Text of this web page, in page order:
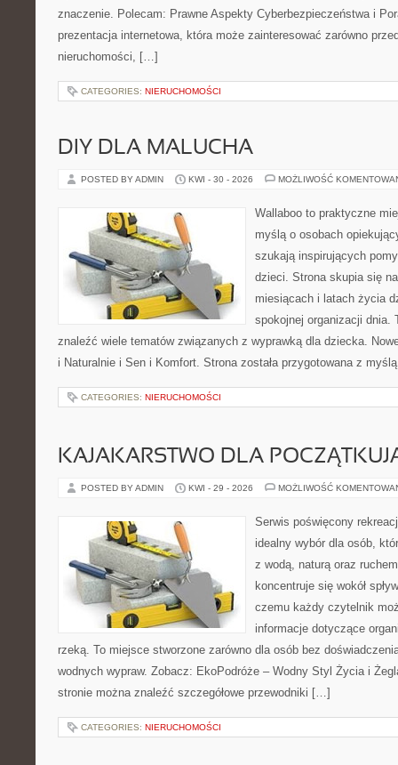
znaczenie. Polecam: Prawne Aspekty Cyberbezpieczeństwa i
prezentacja internetowa, która może zainteresować zarówno
nieruchomości, […]
CATEGORIES: NIERUCHOMOŚCI
DIY DLA MALUCHA
POSTED BY ADMIN KWI - 30 - 2026 MOŻLIWOŚĆ
Wallaboo to praktyczne
myślą o osobach
szukają inspirujących
dzieci. Strona skupia się
miesiącach i latach życia
spokojnej organizacji dnia.
znaleźć wiele tematów związanych z wyprawką dla dziecka.
i Naturalnie i Sen i Komfort. Strona została przygotowana z
CATEGORIES: NIERUCHOMOŚCI
KAJAKARSTWO DLA
POSTED BY ADMIN KWI - 29 - 2026 MOŻLIWOŚĆ
Serwis poświęcony
idealny wybór dla osób,
z wodą, naturą oraz
koncentruje się wokół
czemu każdy czytelnik
informacje dotyczące
rzeką. To miejsce stworzone zarówno dla osób bez
wodnych wypraw. Zobacz: EkoPodróże – Wodny Styl Życia i
stronie można znaleźć szczegółowe przewodniki […]
CATEGORIES: NIERUCHOMOŚCI